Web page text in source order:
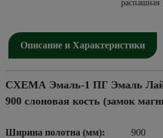
распашная
Описание и Характеристики
СХЕМА Эмаль-1 ПГ Эмаль
900 слоновая кость (замок
Ширина полотна (мм):
900